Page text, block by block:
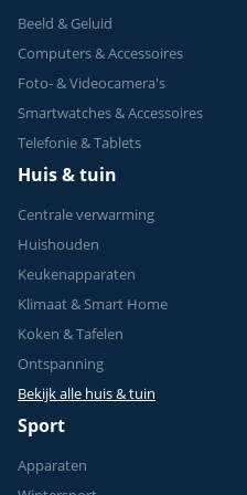
Beeld & Geluid
Computers & Accessoires
Foto- & Videocamera's
Smartwatches & Accessoires
Telefonie & Tablets
Huis & tuin
Centrale verwarming
Huishouden
Keukenapparaten
Klimaat & Smart Home
Koken & Tafelen
Ontspanning
Bekijk alle huis & tuin
Sport
Apparaten